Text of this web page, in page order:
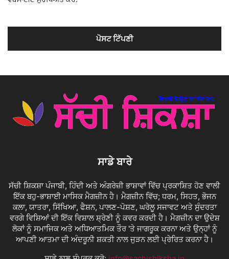
ਸਾਡੇ ਬਾਰੇ
ਸੱਚੀ ਸ਼ਿਕਸ਼ਾ ਪੰਜਾਬੀ, ਹਿੰਦੀ ਅਤੇ ਅੰਗਰੇਜ਼ੀ ਭਾਸ਼ਾਵਾਂ ਵਿੱਚ ਪ੍ਰਕਾਸ਼ਿਤ ਹੋਣ ਵਾਲੀ
ਇੱਕ ਬਹੁ-ਭਾਸ਼ਾਈ ਮਾਸਿਕ ਮੈਗਜ਼ੀਨ ਹੈ। ਮੈਗਜ਼ੀਨ ਵਿੱਚ; ਧਰਮ, ਸਿਹਤ, ਭੋਜਨ
ਕਲਾ, ਯਾਤਰਾ, ਸਿੱਖਿਆ, ਫੈਸ਼ਨ, ਪਾਲਣ-ਪੋਸ਼ਣ, ਘਰੇਲੂ ਸਜਾਵਟ ਅਤੇ ਸੁੰਦਰਤਾ
ਵਰਗੇ ਵਿਸ਼ਿਆਂ ਦੀ ਇੱਕ ਵਿਸ਼ਾਲ ਸ਼੍ਰੇਣੀ ਨੂੰ ਕਵਰ ਕਰਦੀ ਹੈ। ਮੈਗਜ਼ੀਨ ਦਾ ਉਦੇਸ਼
ਲੋਕਾਂ ਨੂੰ ਸਮਾਜਿਕ ਅਤੇ ਅਧਿਆਤਮਿਕ ਤੌਰ 'ਤੇ ਜਾਗਰੂਕ ਕਰਨਾ ਅਤੇ ਉਨ੍ਹਾਂ ਨੂੰ
ਆਪਣੀ ਆਤਮਾ ਦੀ ਅੰਦਰੂਨੀ ਸ਼ਕਤੀ ਨਾਲ ਜੁੜਨ ਲਈ ਪ੍ਰੇਰਿਤ ਕਰਨਾ ਹੈ।